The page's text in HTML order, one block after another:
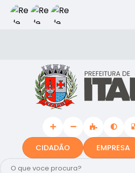
CIDADÃO EMPRESA